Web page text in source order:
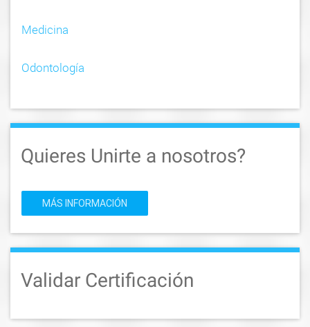
Medicina
Odontología
Quieres Unirte a nosotros?
MÁS INFORMACIÓN
Validar Certificación